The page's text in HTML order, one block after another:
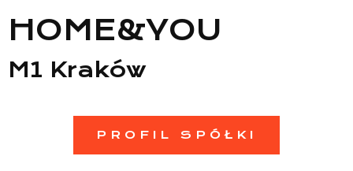
Informacje
HOME&YOU
M1 Kraków
PROFIL SPÓŁKI